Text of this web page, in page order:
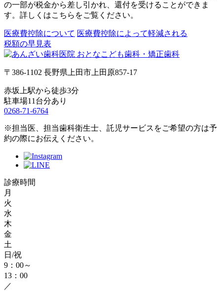
の一部が税金から差し引かれ、還付を受けることができま
す。詳しくはこちらをご覧ください。
医療費控除について 医療費控除によって軽減される
税額の早見表
〒386-1102 長野県上田市上田原857-17
赤坂上駅から徒歩3分
駐車場11台分あり
0268-71-6764
※担当医、担当歯科衛生士、託児サービスをご希望の方は予
約の際にお伝えください。
診療時間
月
火
水
木
金
土
日/祝
9：00～
13：00
／